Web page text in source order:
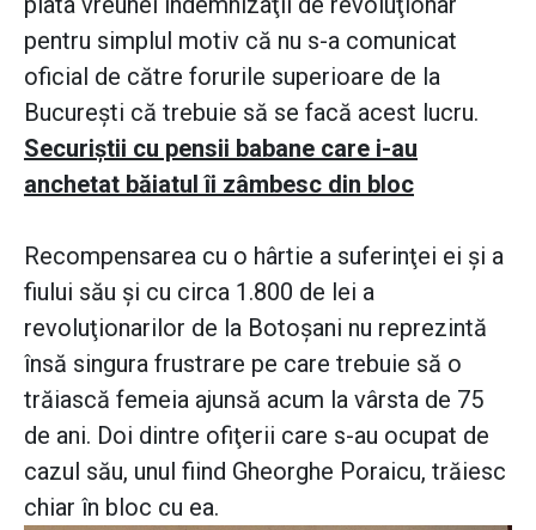
pentru simplul motiv că nu s-a comunicat
oficial de către forurile superioare de la
Bucureşti că trebuie să se facă acest lucru.
Securiştii cu pensii babane care i-au
anchetat băiatul îi zâmbesc din bloc
Recompensarea cu o hârtie a suferinţei ei şi a
fiului său şi cu circa 1.800 de lei a
revoluţionarilor de la Botoşani nu reprezintă
însă singura frustrare pe care trebuie să o
trăiască femeia ajunsă acum la vârsta de 75
de ani. Doi dintre ofiţerii care s-au ocupat de
cazul său, unul fiind Gheorghe Poraicu, trăiesc
chiar în bloc cu ea.